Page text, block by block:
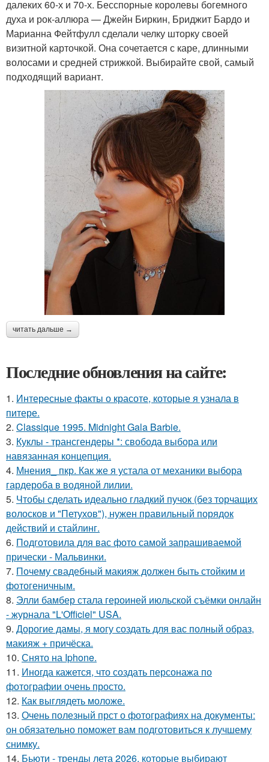
далеких 60-х и 70-х. Бесспорные королевы богемного
духа и рок-аллюра — Джейн Биркин, Бриджит Бардо и
Марианна Фейтфулл сделали челку шторку своей
визитной карточкой. Она сочетается с каре, длинными
волосами и средней стрижкой. Выбирайте свой, самый
подходящий вариант.
читать дальше →
Последние обновления на сайте:
1. Интересные факты о красоте, которые я узнала в
питере.
2. Classique 1995. Midnight Gala Barbie.
3. Куклы - трансгендеры *: свобода выбора или
навязанная концепция.
4. Мнения_ пкр. Как же я устала от механики выбора
гардероба в водяной лилии.
5. Чтобы сделать идеально гладкий пучок (без торчащих
волосков и "Петухов"), нужен правильный порядок
действий и стайлинг.
6. Подготовила для вас фото самой запрашиваемой
прически - Мальвинки.
7. Почему свадебный макияж должен быть стойким и
фотогеничным.
8. Элли бамбер стала героиней июльской съёмки онлайн
- журнала "L'Officiel" USA.
9. Дорогие дамы, я могу создать для вас полный образ,
макияж + причёска.
10. Снято на Iphone.
11. Иногда кажется, что создать персонажа по
фотографии очень просто.
12. Как выглядеть моложе.
13. Очень полезный прст о фотографиях на документы:
он обязательно поможет вам подготовиться к лучшему
снимку.
14. Бьюти - тренды лета 2026, которые выбирают